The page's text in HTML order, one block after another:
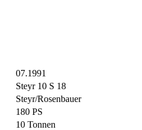
07.1991
Steyr 10 S 18
Steyr/Rosenbauer
180 PS
10 Tonnen